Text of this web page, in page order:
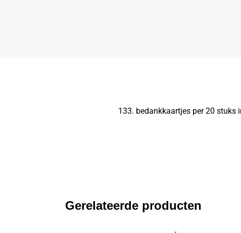
133. bedankkaartjes per 20 stuks
Gerelateerde producten